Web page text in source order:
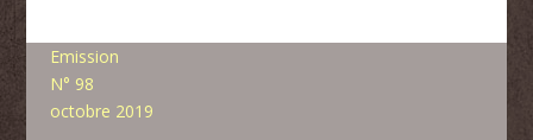
Emission
N° 98
octobre 2019